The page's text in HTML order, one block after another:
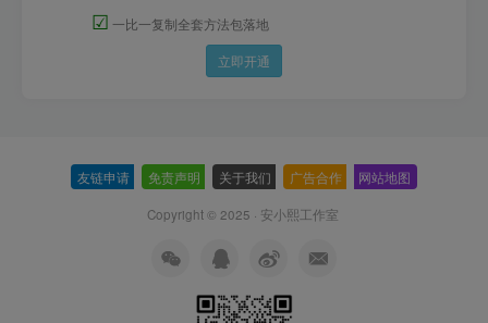
☑ 一比一复制全套方法包落地
立即开通
友链申请 免责声明 关于我们 广告合作 网站地图
Copyright © 2025 · 安小熙工作室